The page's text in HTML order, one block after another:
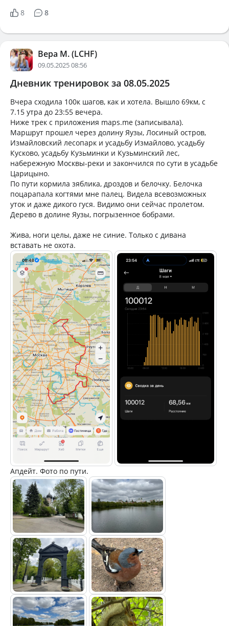
8
8
Вера М. (LCHF)
09.05.2025 08:56
Дневник тренировок за 08.05.2025
Вчера сходила 100к шагов, как и хотела. Вышло 69км, с
7.15 утра до 23:55 вечера.
Ниже трек с приложения maps.me (записывала).
Маршрут прошел через долину Яузы, Лосиный остров,
Измайловский лесопарк и усадьбу Измайлово, усадьбу
Кусково, усадьбу Кузьминки и Кузьминский лес,
набережную Москвы-реки и закончился по сути в усадьбе
Царицыно.
По пути кормила зяблика, дроздов и белочку. Белочка
поцарапала когтями мне палец. Видела всевозможных
уток и даже дикого гуся. Видимо они сейчас пролетом.
Дерево в долине Яузы, погрызенное бобрами.
Жива, ноги целы, даже не синие. Только с дивана
вставать не охота.
Апдейт. Фото по пути.